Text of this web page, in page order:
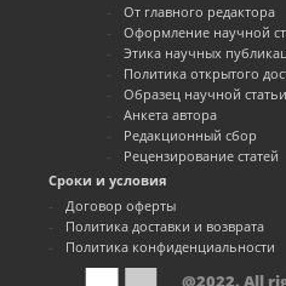
От главного редактора
Оформление научной
Этика научных
Политика открытого
Образец научной статьи
Анкета автора
Редакционный сбор
Рецензирование статей
Сроки и условия
Договор оферты
Политика доставки и возврата
Политика конфиденциальности
@2022. All